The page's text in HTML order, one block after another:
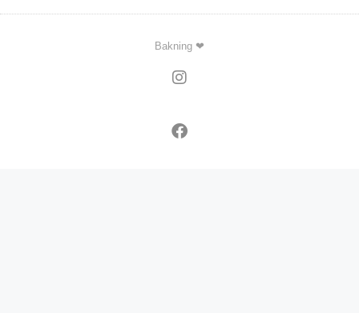
Bakning ❤